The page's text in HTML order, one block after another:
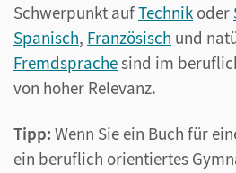
Schwerpunkt aufTechnik oder
Spanisch, Französisch und
Fremdsprachesind im
von hoher Relevanz.
Tipp: Wenn Sie ein Buch für
ein beruflich orientiertes